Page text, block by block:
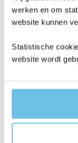
werken en om
website kunnen
Statistische
website wordt
Stofzuiger
drastisch
de top 7